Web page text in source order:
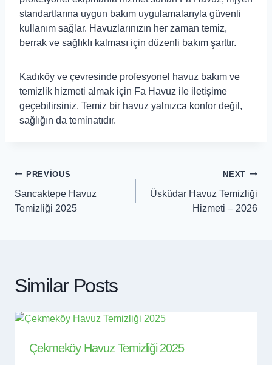
standartlarına uygun bakım uygulamalarıyla güvenli
kullanım sağlar. Havuzlarınızın her zaman temiz,
berrak ve sağlıklı kalması için düzenli bakım şarttır.
Kadıköy ve çevresinde profesyonel havuz bakım ve
temizlik hizmeti almak için Fa Havuz ile iletişime
geçebilirsiniz. Temiz bir havuz yalnızca konfor değil,
sağlığın da teminatıdır.
PREVIOUS
Sancaktepe Havuz
Temizliği 2025
NEXT
Üsküdar Havuz Temizliği
Hizmeti – 2026
Similar Posts
Çekmeköy Havuz Temizliği 2025